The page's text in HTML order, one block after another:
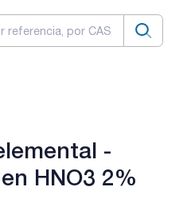
-
HNO3 2%